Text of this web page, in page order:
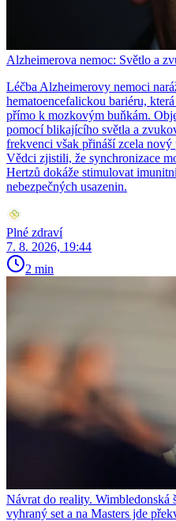
Alzheimerova nemoc: Světlo a
Léčba Alzheimerovy nemoci
hematoencefalickou bariéru,
přímo k mozkovým buňkám.
pomocí blikajícího světla a
frekvenci však přináší zcela nový
Vědci zjistili, že synchronizace
Hertzů dokáže stimulovat
nebezpečných usazenin.
Plné zdraví
7. 8. 2026, 19:44
2 min
Návrat do reality. Wimbledonská
vyhraný set a na Masters jde